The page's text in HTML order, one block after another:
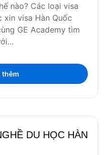
nào? Các loại visa
xin visa Hàn Quốc
GE Academy tìm
thêm
DU HỌC HÀN